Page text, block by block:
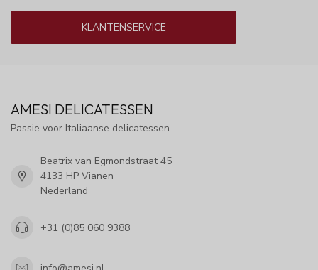
KLANTENSERVICE
AMESI DELICATESSEN
Passie voor Italiaanse delicatessen
Beatrix van Egmondstraat 45
4133 HP Vianen
Nederland
+31 (0)85 060 9388